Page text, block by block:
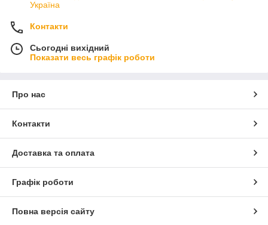
Україна
Контакти
Сьогодні вихідний
Показати весь графік роботи
Про нас
Контакти
Доставка та оплата
Графік роботи
Повна версія сайту